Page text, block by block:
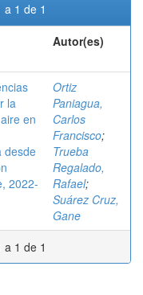
1 de 1
Autor(es)
la
en
desde
2022-
Ortiz
Paniagua,
Carlos
Francisco;
Trueba
Regalado,
Rafael;
Suárez Cruz,
Gane
1 de 1